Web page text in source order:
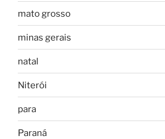
mato grosso
minas gerais
natal
Niterói
para
Paraná